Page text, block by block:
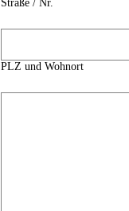
Straße / Nr.
PLZ und Wohnort